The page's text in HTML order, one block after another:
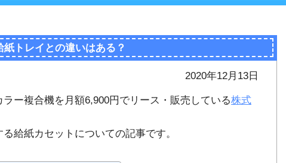
トレイとの違いはある？
2020年12月13日
ー複合機を月額6,900円でリース・販売している株式
給紙カセットについての記事です。